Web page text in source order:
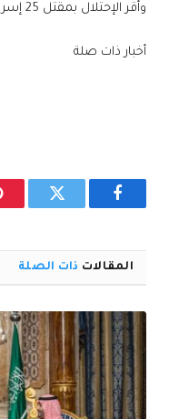
وأقر الإحتلال بمقتل 25 إسرائيلياً منذ بدء التصعيد وإصابة العشرات.
أخبار ذات صلة
فيسبوك تويتر
المقالات ذات الصلة